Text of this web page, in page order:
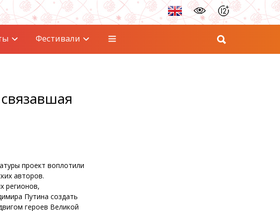
Фестивали
проект воплотили
авторов.
регионов,
Путина создать
героев Великой